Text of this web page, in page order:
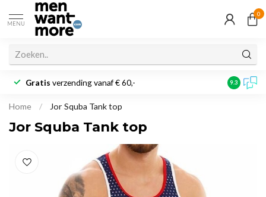
MENU
0
Gratis verzending vanaf € 60,- 9.3
Home / Jor Squba Tank top
Jor Squba Tank top